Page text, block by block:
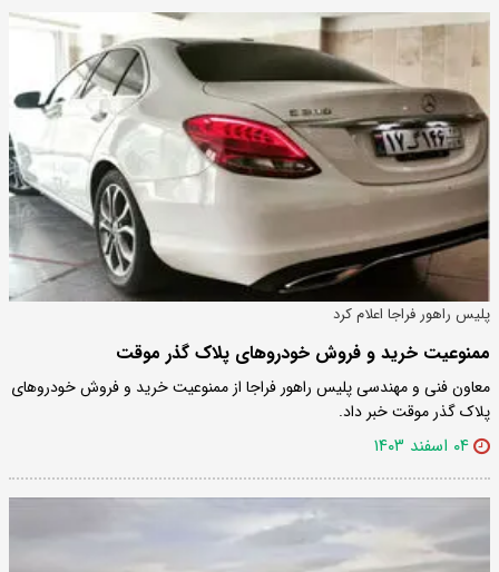
پلیس راهور فراجا اعلام کرد
ممنوعیت خرید و فروش خودروهای پلاک گذر موقت
معاون فنی و مهندسی پلیس راهور فراجا از ممنوعیت خرید و فروش خودروهای
پلاک گذر موقت خبر داد.
۰۴ اسفند ۱۴۰۳